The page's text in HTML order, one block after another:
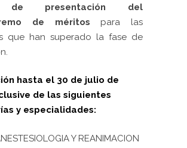
de presentación del
de méritos para las
que han superado la fase de
hasta el 30 de julio de
de las siguientes
y especialidades:
Y REANIMACION